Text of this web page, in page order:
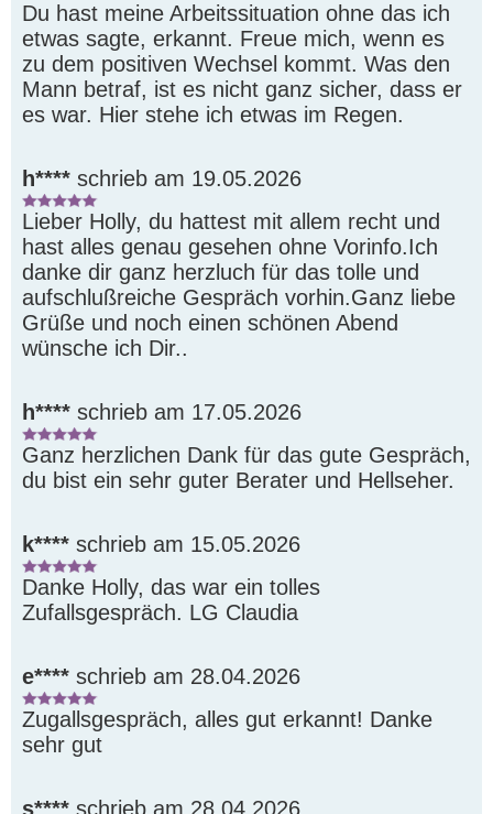
Du hast meine Arbeitssituation ohne das ich
etwas sagte, erkannt. Freue mich, wenn es
zu dem positiven Wechsel kommt. Was den
Mann betraf, ist es nicht ganz sicher, dass er
es war. Hier stehe ich etwas im Regen.
h**** schrieb am 19.05.2026
Lieber Holly, du hattest mit allem recht und
hast alles genau gesehen ohne Vorinfo.Ich
danke dir ganz herzluch für das tolle und
aufschlußreiche Gespräch vorhin.Ganz liebe
Grüße und noch einen schönen Abend
wünsche ich Dir..
h**** schrieb am 17.05.2026
Ganz herzlichen Dank für das gute Gespräch,
du bist ein sehr guter Berater und Hellseher.
k**** schrieb am 15.05.2026
Danke Holly, das war ein tolles
Zufallsgespräch. LG Claudia
e**** schrieb am 28.04.2026
Zugallsgespräch, alles gut erkannt! Danke
sehr gut
s**** schrieb am 28.04.2026